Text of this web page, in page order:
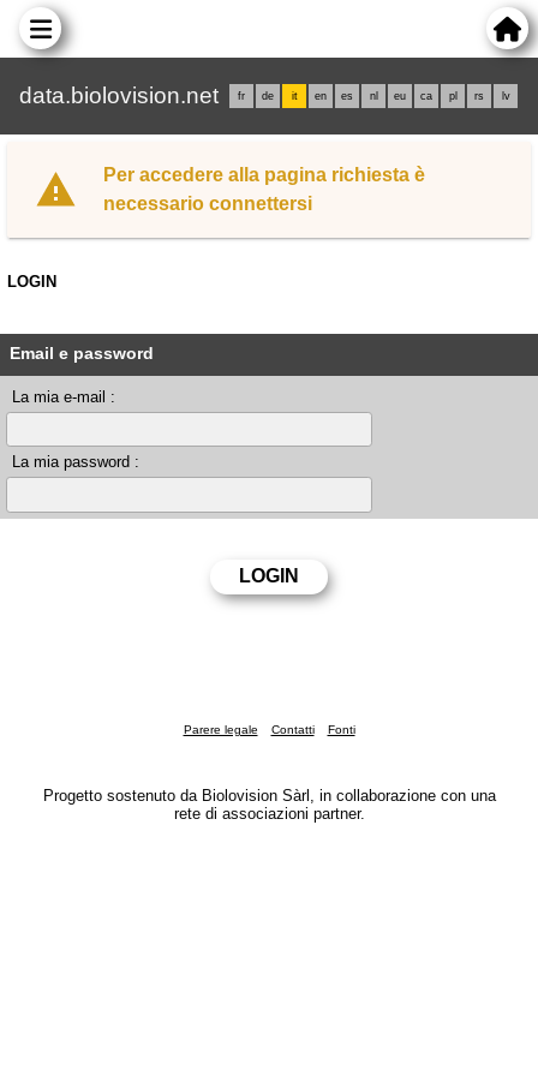
data.biolovision.net fr de it en es nl eu ca pl rs lv
Per accedere alla pagina richiesta è
necessario connettersi
LOGIN
Email e password
La mia e-mail :
La mia password :
Parere legale Contatti Fonti
Progetto sostenuto da Biolovision Sàrl, in collaborazione con una
rete di associazioni partner.